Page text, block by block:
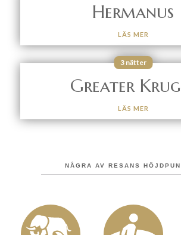
Hermanus
LÄS MER
3 nätter
Greater
LÄS MER
NÅGRA AV RESANS